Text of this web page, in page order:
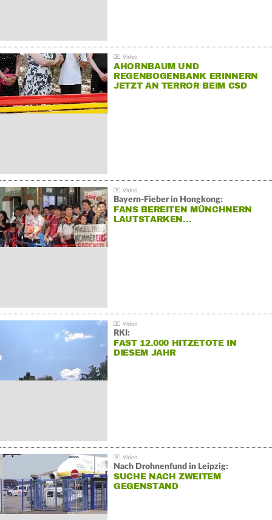
AHORNBAUM UND
REGENBOGENBANK ERINNERN
JETZT AN TERROR BEIM CSD
Bayern-Fieber in Hongkong:
FANS BEREITEN MÜNCHNERN
LAUTSTARKEN…
RKI:
FAST 12.000 HITZETOTE IN
DIESEM JAHR
Nach Drohnenfund in Leipzig:
SUCHE NACH ZWEITEM
GEGENSTAND